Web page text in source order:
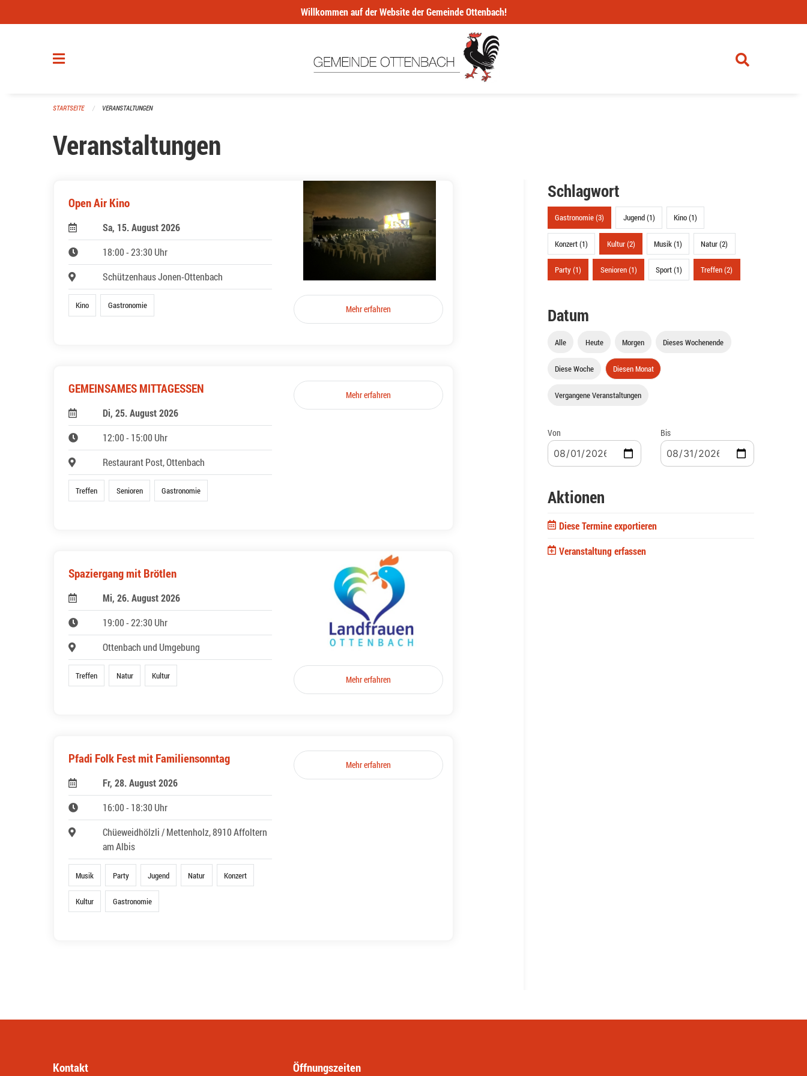
Willkommen auf der Website der Gemeinde Ottenbach!
STARTSEITE VERANSTALTUNGEN
Veranstaltungen
Open Air Kino
Sa, 15. August 2026
18:00 - 23:30 Uhr
Schützenhaus Jonen-Ottenbach
Kino Gastronomie Mehr erfahren
GEMEINSAMES MITTAGESSEN
Di, 25. August 2026
12:00 - 15:00 Uhr
Restaurant Post, Ottenbach
Treffen Senioren Gastronomie
Mehr erfahren
Spaziergang mit Brötlen
Mi, 26. August 2026
19:00 - 22:30 Uhr
Ottenbach und Umgebung
Treffen Natur Kultur Mehr erfahren
Pfadi Folk Fest mit Familiensonntag
Fr, 28. August 2026
16:00 - 18:30 Uhr
Chüeweidhölzli / Mettenholz, 8910 Affoltern
am Albis
Musik Party Jugend Natur Konzert
Kultur Gastronomie
Mehr erfahren
Schlagwort
Gastronomie (3) Jugend (1) Kino (1)
Konzert (1) Kultur (2) Musik (1) Natur (2)
Party (1) Senioren (1) Sport (1) Treffen (2)
Datum
Alle Heute Morgen Dieses Wochenende
Diese Woche Diesen Monat
Vergangene Veranstaltungen
Von Bis
Aktionen
Diese Termine exportieren
Veranstaltung erfassen
Kontakt Öffnungszeiten